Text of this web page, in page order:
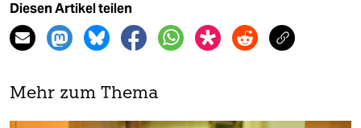
Diesen Artikel teilen
Mehr zum Thema